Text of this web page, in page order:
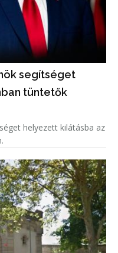
segítséget
tüntetők
helyezett kilátásba az